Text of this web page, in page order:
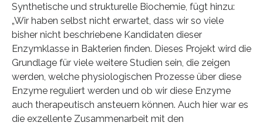
Synthetische und strukturelle Biochemie, fügt hinzu:
„Wir haben selbst nicht erwartet, dass wir so viele
bisher nicht beschriebene Kandidaten dieser
Enzymklasse in Bakterien finden. Dieses Projekt wird die
Grundlage für viele weitere Studien sein, die zeigen
werden, welche physiologischen Prozesse über diese
Enzyme reguliert werden und ob wir diese Enzyme
auch therapeutisch ansteuern können. Auch hier war es
die exzellente Zusammenarbeit mit den